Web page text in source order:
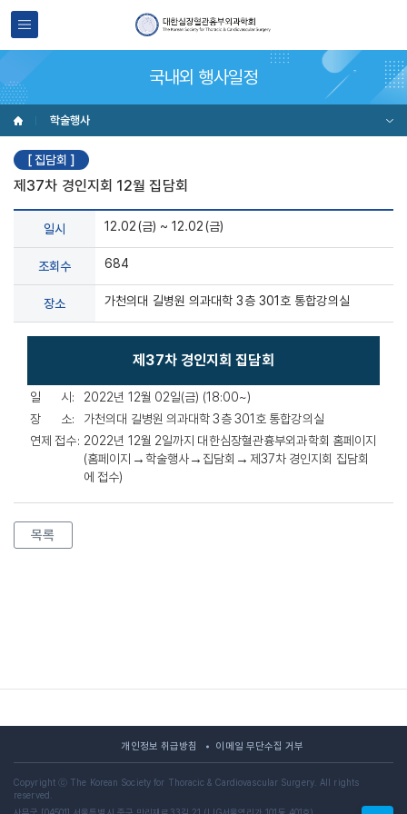
국내외 행사일정
학술행사
[ 집담회 ]
제37차 경인지회 12월 집담회
일시 12.02(금) ~ 12.02(금)
조회수 684
장소 가천의대 길병원 의과대학 3층 301호 통합강의실
제37차 경인지회 집담회
일 시:
2022년 12월 02일(금) (18:00~)
장 소:
가천의대 길병원 의과대학 3층 301호 통합강의실
연제 접수: 2022년 12월 2일까지 대한심장혈관흉부외과학회 홈페이지
(홈페이지 →학술행사→ 집담회 → 제37차 경인지회 집담회
에 접수)
목록
개인정보 취급방침 이메일 무단수집 거부
Copyright ⓒ The Korean Society for Thoracic & Cardiovascular Surgery. All rights
reserved.